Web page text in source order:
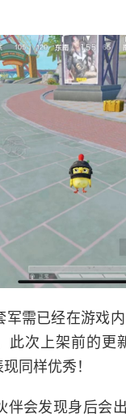
需已经在游戏
此次上架前的
同样优秀！
会发现身后会